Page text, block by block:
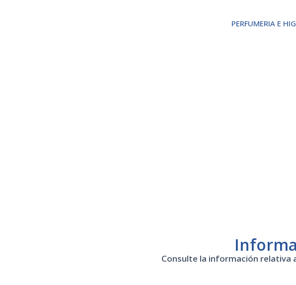
PERFUMERIA E
Consulte la información relativa